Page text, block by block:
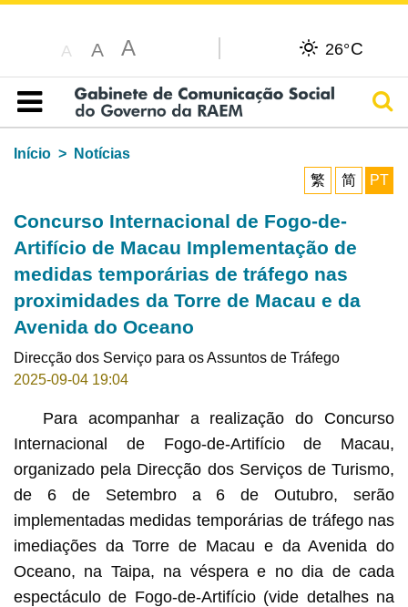
A A A 26°C
Índice
Início
Notícias
繁
简 PT
Concurso Internacional de Fogo-de-
Artifício de Macau Implementação de
medidas temporárias de tráfego nas
proximidades da Torre de Macau e da
Avenida do Oceano
Direcção dos Serviço para os Assuntos de Tráfego
2025-09-04 19:04
Para acompanhar a realização do Concurso
Internacional de Fogo-de-Artifício de Macau,
organizado pela Direcção dos Serviços de Turismo,
de 6 de Setembro a 6 de Outubro, serão
implementadas medidas temporárias de tráfego nas
imediações da Torre de Macau e da Avenida do
Oceano, na Taipa, na véspera e no dia de cada
espectáculo de Fogo-de-Artifício (vide detalhes na